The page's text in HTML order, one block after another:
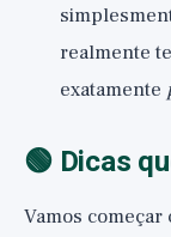
realmente
exatamente
🟢 Dicas
Vamos começar